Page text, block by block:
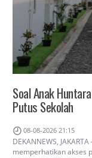
Soal Anak
Putus Sekolah
08-08-2026 21:15
DEKANNEWS,
memperhatikan akses